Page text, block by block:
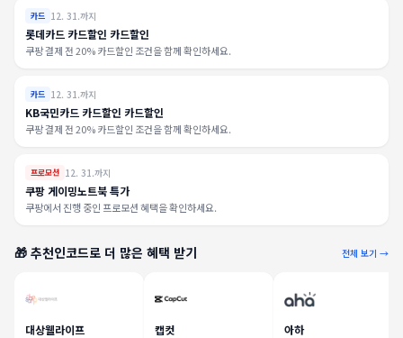
카드 12. 31.까지
롯데카드 카드할인 카드할인
쿠팡 결제 전 20% 카드할인 조건을 함께 확인하세요.
카드 12. 31.까지
KB국민카드 카드할인 카드할인
쿠팡 결제 전 20% 카드할인 조건을 함께 확인하세요.
프로모션 12. 31.까지
쿠팡 게이밍노트북 특가
쿠팡에서 진행 중인 프로모션 혜택을 확인하세요.
🎁 추천인코드로 더 많은 혜택 받기 전체 보기 →
대상웰라이프 캡컷 아하